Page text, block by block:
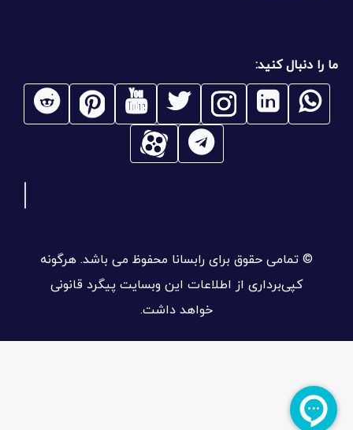
ما را دنبال کنید:
© تمامی حقوق برای رابسانا محفوظ می باشد. هرگونه
کپی‌برداری از اطلاعات این وبسایت پیگرد قانونی
خواهد داشت.